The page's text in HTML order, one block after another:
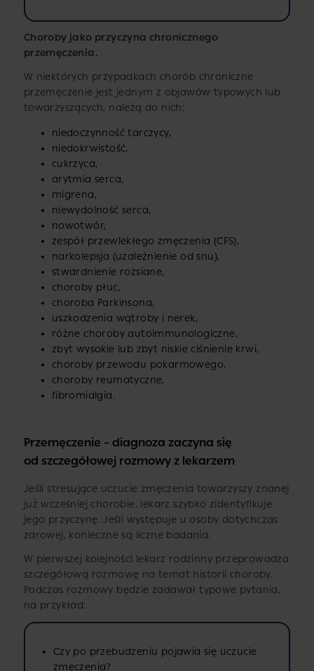
Choroby jako przyczyna chronicznego
przemęczenia.
W niektórych przypadkach chorób chroniczne
przemęczenie jest jednym z objawów typowych lub
towarzyszących, należą do nich:
niedoczynność tarczycy,
niedokrwistość,
cukrzyca,
arytmia serca,
migrena,
niewydolność serca,
nowotwór,
zespół przewlekłego zmęczenia (CFS),
narkolepsja (uzależnienie od snu),
stwardnienie rozsiane,
choroby płuc,
choroba Parkinsona,
uszkodzenia wątroby i nerek,
różne choroby autoimmunologiczne,
zbyt wysokie lub zbyt niskie ciśnienie krwi,
choroby przewodu pokarmowego,
choroby reumatyczne,
fibromialgia.
Przemęczenie – diagnoza zaczyna się
od szczegółowej rozmowy z lekarzem
Jeśli stresujące uczucie zmęczenia towarzyszy znanej
już wcześniej chorobie, lekarz szybko zidentyfikuje
jego przyczynę. Jeśli występuje u osoby dotychczas
zdrowej, konieczne są liczne badania.
W pierwszej kolejności lekarz rodzinny przeprowadza
szczegółową rozmowę na temat historii choroby.
Podczas rozmowy będzie zadawał typowe pytania,
na przykład:
Czy po przebudzeniu pojawia się uczucie
zmęczenia?